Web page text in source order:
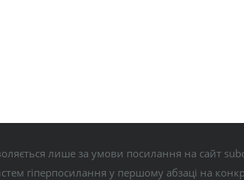
лише за умови посилання на сайт
гіперпосилання у першому абзаці на